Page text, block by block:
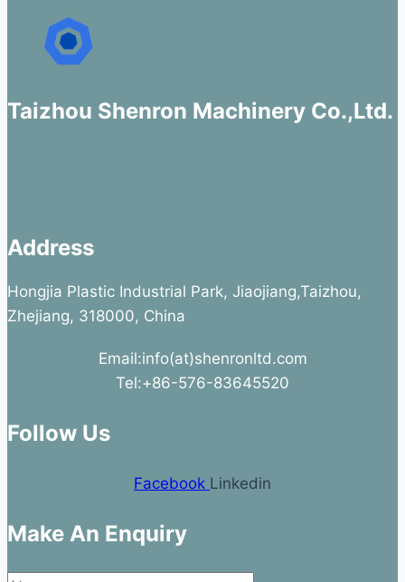
Taizhou Shenron Machinery Co.,Ltd.
Address
Hongjia Plastic Industrial Park, Jiaojiang,Taizhou,
Zhejiang, 318000, China
Email:info(at)shenronltd.com
Tel:+86-576-83645520
Follow Us
Facebook Linkedin
Make An Enquiry